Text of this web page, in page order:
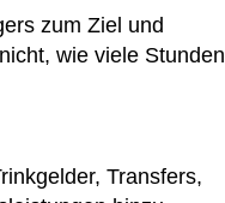
zum Ziel und
wie viele Stunden
Transfers,